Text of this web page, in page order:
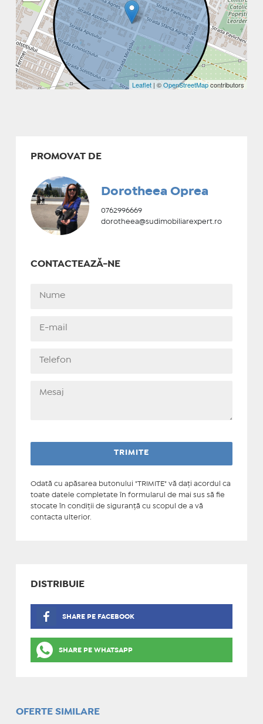
Leaflet | ©OpenStreetMapcontributors
PROMOVAT DE
Dorotheea Oprea
0762996669
dorotheea@sudimobiliarexpert.ro
CONTACTEAZĂ-NE
Odată cu apăsarea butonului "TRIMITE" vă daţi acordul ca
toate datele completate în formularul de mai sus să fie
stocate în condiţii de siguranţă cu scopul de a vă
contacta ulterior.
DISTRIBUIE
SHARE PE FACEBOOK
SHARE PE WHATSAPP
OFERTE SIMILARE